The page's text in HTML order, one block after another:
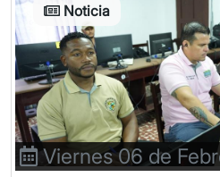
Noticia
Viernes 06 de